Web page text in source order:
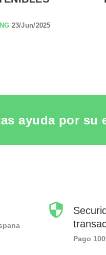
23/Jun/2025
ayuda por
Pago